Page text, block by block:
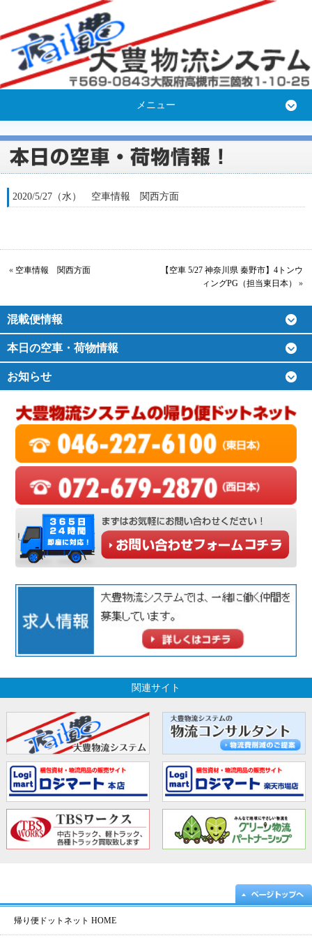
メニュー
2020/5/27（水） 空車情報 関西方面
« 空車情報 関西方面
【空車 5/27 神奈川県 秦野市】4トンウ
ィングPG（担当東日本）
»
混載便情報
本日の空車・荷物情報
お知らせ
関連サイト
帰り便ドットネット HOME